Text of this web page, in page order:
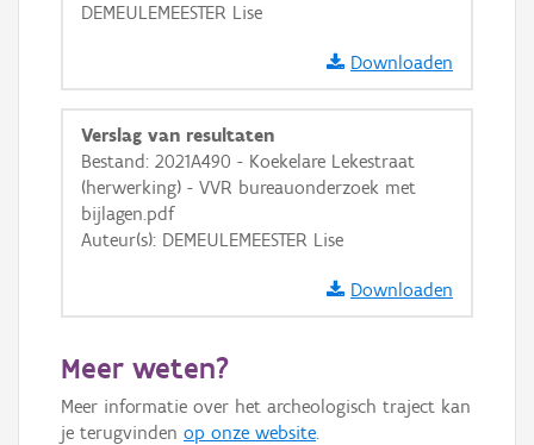
Basis Lagen
OSM-Basiskaart
Ortho
DEMEULEMEESTER Lise
Downloaden
Verslag van resultaten
Bestand: 2021A490 - Koekelare Lekestraat
(herwerking) - VVR bureauonderzoek met
bijlagen.pdf
Auteur(s): DEMEULEMEESTER Lise
Downloaden
Meer weten?
Meer informatie over het archeologisch traject kan
je terugvinden op onze website.